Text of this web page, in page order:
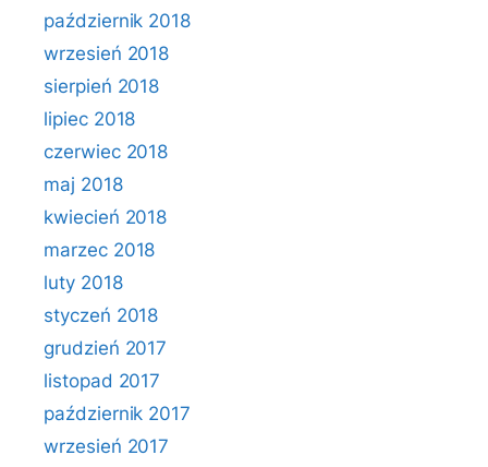
październik 2018
wrzesień 2018
sierpień 2018
lipiec 2018
czerwiec 2018
maj 2018
kwiecień 2018
marzec 2018
luty 2018
styczeń 2018
grudzień 2017
listopad 2017
październik 2017
wrzesień 2017